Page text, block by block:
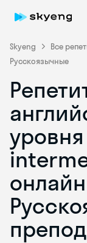
Skyeng Все
Русскоязычные
уровня
Skyeng